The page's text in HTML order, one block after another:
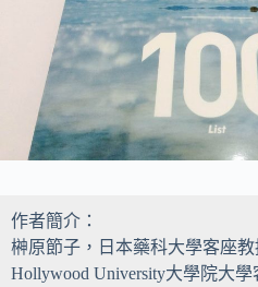
作者簡介：
榊原節子，日本藥科大學客座教
Hollywood University大學院大